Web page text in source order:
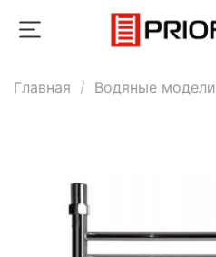
Главная Водяные модели